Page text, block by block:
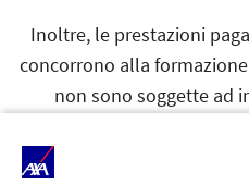
Inoltre, le prestazioni
concorrono alla
non sono soggette ad